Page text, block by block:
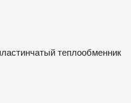
теплообменник